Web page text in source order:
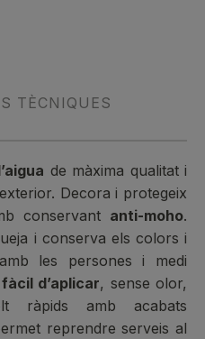
TÈCNIQUES
de màxima qualitat i
Decora i protegeix
conservant anti-moho.
i conserva els colors i
les persones i medi
d’aplicar, sense olor,
ràpids amb acabats
reprendre serveis al